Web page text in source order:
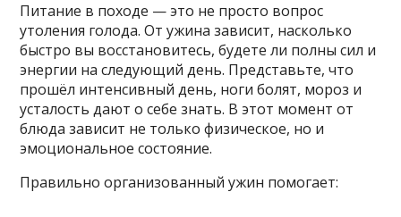
Питание в походе — это не просто вопрос
утоления голода. От ужина зависит, насколько
быстро вы восстановитесь, будете ли полны сил и
энергии на следующий день. Представьте, что
прошёл интенсивный день, ноги болят, мороз и
усталость дают о себе знать. В этот момент от
блюда зависит не только физическое, но и
эмоциональное состояние.
Правильно организованный ужин помогает: